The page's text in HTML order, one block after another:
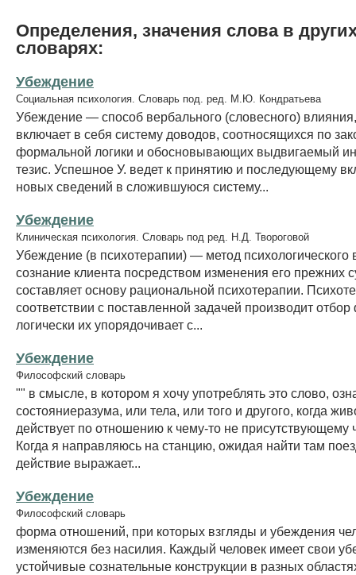
Определения, значения слова в
словарях:
Убеждение
Социальная психология. Словарь под. ред. М.Ю. Кондратьева
Убеждение — способ вербального (словесного)
включает в себя систему доводов, соотносящихся по
формальной логики и обосновывающих выдвигаемый
тезис. Успешное У. ведет к принятию и последующему
новых сведений в сложившуюся систему...
Убеждение
Клиническая психология. Словарь под ред. Н.Д. Твороговой
Убеждение (в психотерапии) — метод психологического
сознание клиента посредством изменения его прежних
составляет основу рациональной психотерапии.
соответствии с поставленной задачей производит отбор
логически их упорядочивает с...
Убеждение
Философский словарь
"" в смысле, в котором я хочу употреблять это слово,
состояниеразума, или тела, или того и другого, когда
действует по отношению к чему-то не присутствующему
Когда я направляюсь на станцию, ожидая найти там
действие выражает...
Убеждение
Философский словарь
форма отношений, при которых взгляды и убеждения
изменяются без насилия. Каждый человек имеет свои
устойчивые сознательные конструкции в разных